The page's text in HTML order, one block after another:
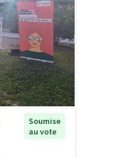
Soumise
au vote